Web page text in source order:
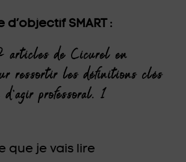
d’objectif SMART :
de Cicurel en
ressortir les définitions clés
professoral. 1
que je vais lire